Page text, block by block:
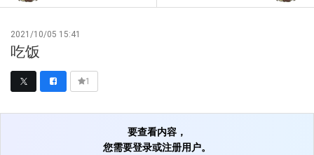
2021/10/05 15:41
吃饭
1
要查看内容，
您需要登录或注册用户。